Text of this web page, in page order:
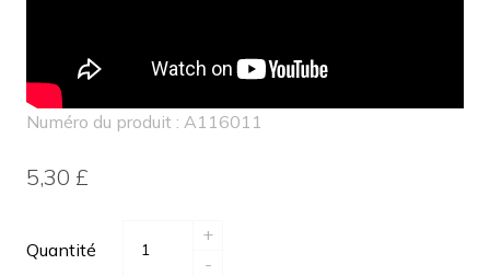
Numéro du produit : A116011
5,30 £
Quantité
+
-